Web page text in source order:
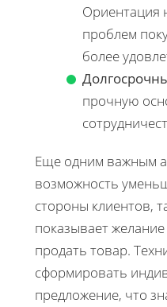
Ориентация
проблем
более
прочную
Еще одним важным
возможность
стороны клиентов,
показывает
продать товар.
сформировать
предложение, что